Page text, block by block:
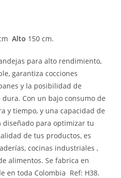
Alto 150 cm.
para alto rendimiento,
garantiza cocciones
y la posibilidad de
Con un bajo consumo de
y tiempo, y una capacidad de
diseñado para optimizar tu
de tus productos, es
cocinas industriales ,
alimentos. Se fabrica en
en toda Colombia Ref: H38.